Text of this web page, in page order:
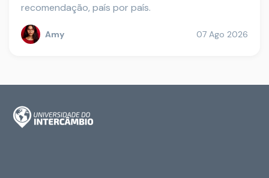
recomendação, país por país.
Amy 07 Ago 2026